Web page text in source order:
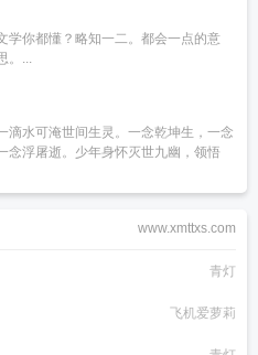
学你都懂？略知一二。都会一点的意
。...
滴水可淹世间生灵。一念乾坤生，一念
念浮屠逝。少年身怀灭世九幽，领悟
www.xmttxs.com
青灯
飞机爱萝莉